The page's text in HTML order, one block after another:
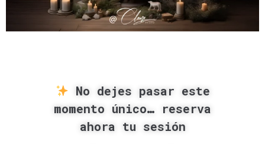
No dejes pasar este
momento único… reserva
ahora tu sesión